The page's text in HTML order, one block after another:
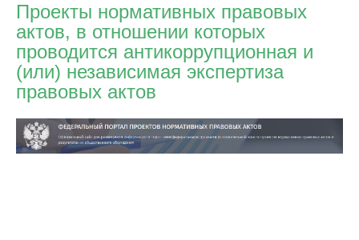
Проекты нормативных правовых
актов, в отношении которых
проводится антикоррупционная и
(или) независимая экспертиза
правовых актов